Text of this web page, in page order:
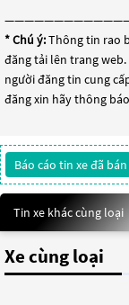
* Chú ý:Thông tin rao
đăng tải lên trang
người đăng tin cung
đăng xin hãy thông
Báo cáo tin xe đã bán
Tin xe khác cùng loại
Xe cùng loại